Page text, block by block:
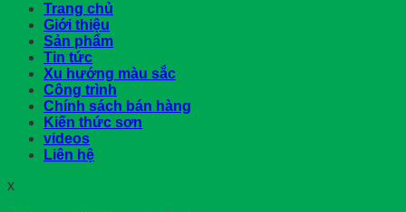
Trang chủ
Giới thiệu
Sản phẩm
Tin tức
Xu hướng màu sắc
Công trình
Chính sách bán hàng
Kiến thức sơn
videos
Liên hệ
x